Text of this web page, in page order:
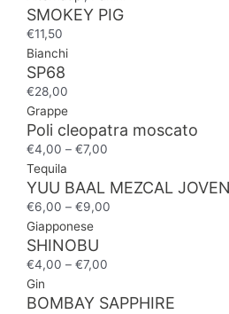
SMOKEY PIG
€11,50
Bianchi
SP68
€28,00
Grappe
Poli cleopatra moscato
€4,00 – €7,00
Tequila
YUU BAAL MEZCAL JOVEN
€6,00 – €9,00
Giapponese
SHINOBU
€4,00 – €7,00
Gin
BOMBAY SAPPHIRE